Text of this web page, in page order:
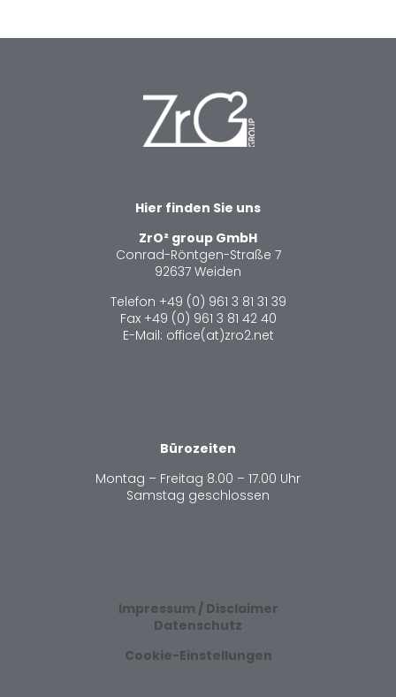
Hier finden Sie uns
ZrO² group GmbH
Conrad-Röntgen-Straße 7
92637 Weiden
Telefon +49 (0) 961 3 81 31 39
Fax +49 (0) 961 3 81 42 40
E-Mail: office(at)zro2.net
Bürozeiten
Montag – Freitag 8.00 – 17.00 Uhr
Samstag geschlossen
Impressum / Disclaimer
Datenschutz
Cookie-Einstellungen